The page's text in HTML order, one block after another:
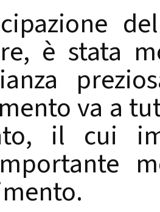
è stata
va a
il cui